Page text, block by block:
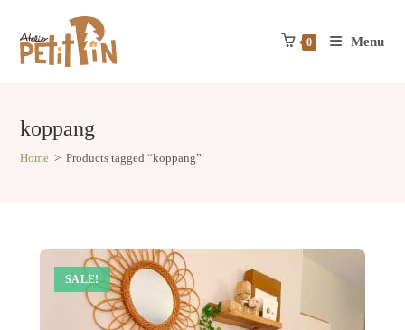
content
0 Menu
koppang
Home > Products tagged “koppang”
SALE!